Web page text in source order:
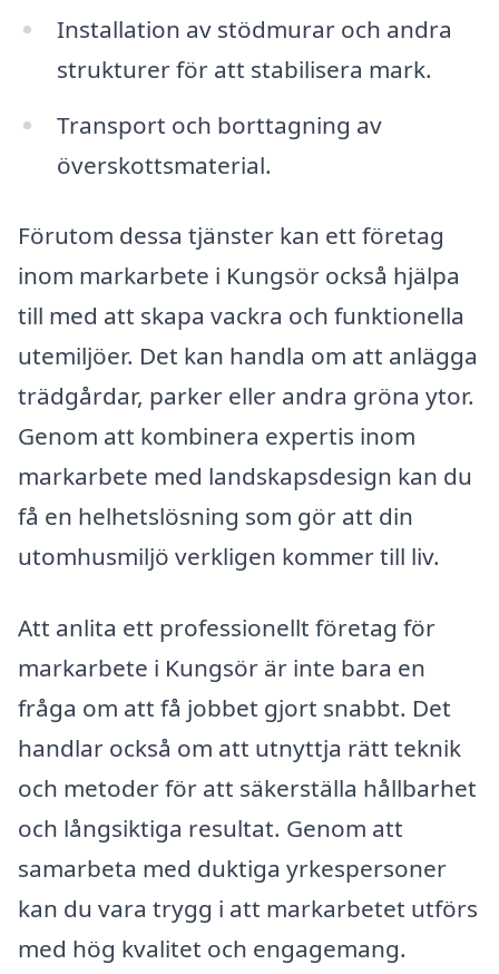
Installation av stödmurar och andra
strukturer för att stabilisera mark.
Transport och borttagning av
överskottsmaterial.
Förutom dessa tjänster kan ett företag
inom markarbete i Kungsör också hjälpa
till med att skapa vackra och funktionella
utemiljöer. Det kan handla om att anlägga
trädgårdar, parker eller andra gröna ytor.
Genom att kombinera expertis inom
markarbete med landskapsdesign kan du
få en helhetslösning som gör att din
utomhusmiljö verkligen kommer till liv.
Att anlita ett professionellt företag för
markarbete i Kungsör är inte bara en
fråga om att få jobbet gjort snabbt. Det
handlar också om att utnyttja rätt teknik
och metoder för att säkerställa hållbarhet
och långsiktiga resultat. Genom att
samarbeta med duktiga yrkespersoner
kan du vara trygg i att markarbetet utförs
med hög kvalitet och engagemang.